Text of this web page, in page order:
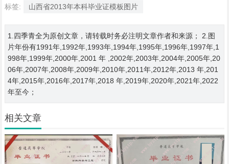
标签: 山西省2013年本科毕业证模板图片
1.四季青全为原创文章，请转载时务必注明文章作者和来源； 2.图
片年份有1991年,1992年,1993年,1994年,1995年,1996年,1997年,1
998年,1999年,2000年,2001 年 ,2002年,2003年,2004年,2005年,20
06年,2007年,2008年,2009年,2010年,2011年,2012年,2013 年,201
4年,2015年,2016年,2017年,2018 年,2019年,2020年,2021年,2022
年至今；
相关文章